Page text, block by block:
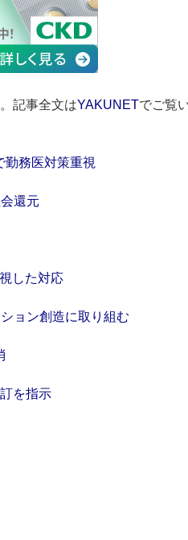
記事全文はYAKUNETでご覧
勤務医対策重視
還元
した対応
ョン創造に取り組む
を指示